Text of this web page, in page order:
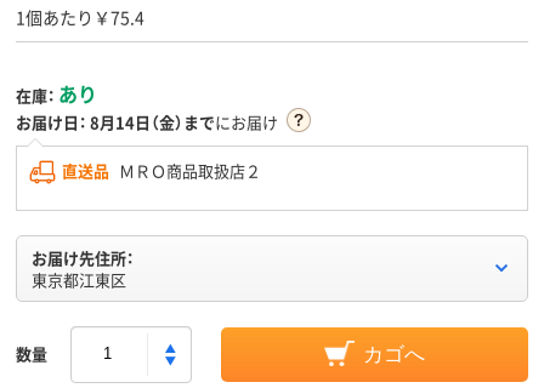
1個あたり￥75.4
在庫： あり
お届け日： 8月14日（金）までにお届け
直送品 ＭＲＯ商品取扱店２
お届け先住所：
東京都江東区
数量 カゴへ